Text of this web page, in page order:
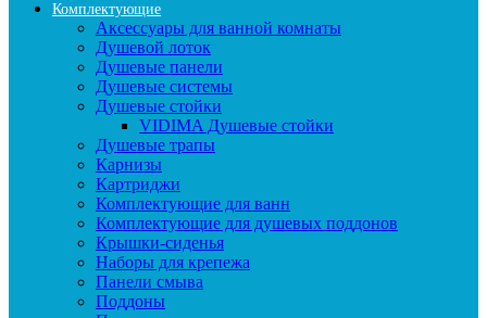
Комплектующие
Аксессуары для ванной комнаты
Душевой лоток
Душевые панели
Душевые системы
Душевые стойки
VIDIMA Душевые стойки
Душевые трапы
Карнизы
Картриджи
Комплектующие для ванн
Комплектующие для душевых поддонов
Крышки-сиденья
Наборы для крепежа
Панели смыва
Поддоны